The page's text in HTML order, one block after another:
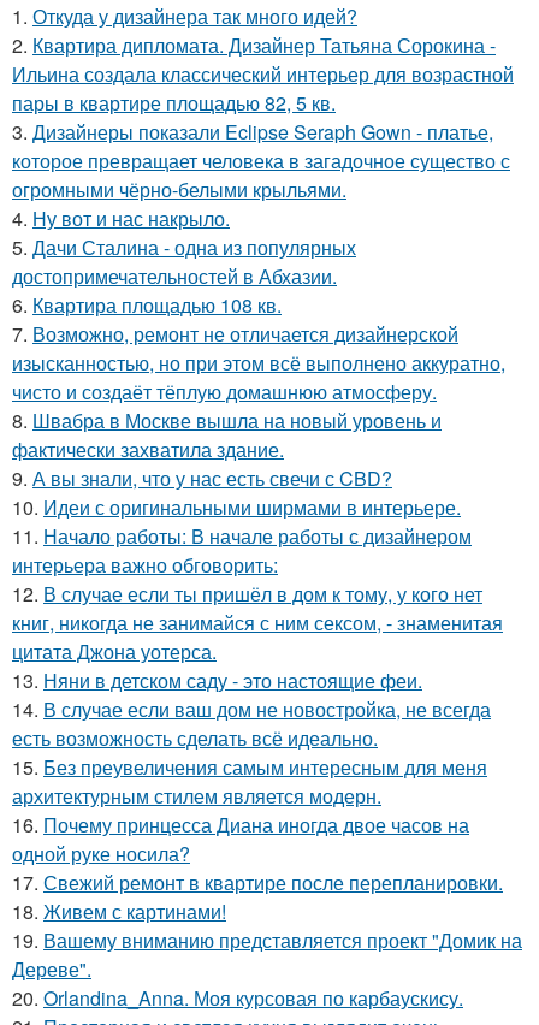
1. Откуда у дизайнера так много идей?
2. Квартира дипломата. Дизайнер Татьяна Сорокина -
Ильина создала классический интерьер для возрастной
пары в квартире площадью 82, 5 кв.
3. Дизайнеры показали Eclipse Seraph Gown - платье,
которое превращает человека в загадочное существо с
огромными чёрно-белыми крыльями.
4. Ну вот и нас накрыло.
5. Дачи Сталина - одна из популярных
достопримечательностей в Абхазии.
6. Квартира площадью 108 кв.
7. Возможно, ремонт не отличается дизайнерской
изысканностью, но при этом всё выполнено аккуратно,
чисто и создаёт тёплую домашнюю атмосферу.
8. Швабра в Москве вышла на новый уровень и
фактически захватила здание.
9. А вы знали, что у нас есть свечи с CBD?
10. Идеи с оригинальными ширмами в интерьере.
11. Начало работы: В начале работы с дизайнером
интерьера важно обговорить:
12. В случае если ты пришёл в дом к тому, у кого нет
книг, никогда не занимайся с ним сексом, - знаменитая
цитата Джона уотерса.
13. Няни в детском саду - это настоящие феи.
14. В случае если ваш дом не новостройка, не всегда
есть возможность сделать всё идеально.
15. Без преувеличения самым интересным для меня
архитектурным стилем является модерн.
16. Почему принцесса Диана иногда двое часов на
одной руке носила?
17. Свежий ремонт в квартире после перепланировки.
18. Живем с картинами!
19. Вашему вниманию представляется проект "Домик на
Дереве".
20. Orlandina_Anna. Моя курсовая по карбаускису.